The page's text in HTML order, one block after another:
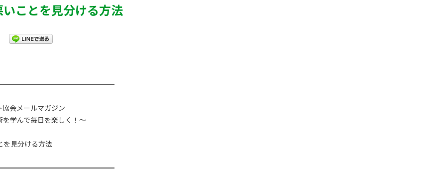
ことを見分ける方法
会メールマガジン
メント術を学んで毎日を楽しく！〜
見分ける方法